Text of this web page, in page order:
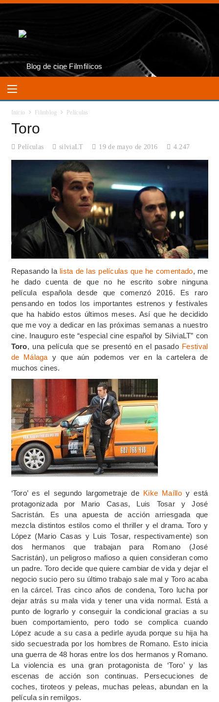
Inicio Filmblog Películas
Toro
Películas silviaLT 19 de mayo de 2016 4.247
Repasando la lista de las películas que he comentado, me
he dado cuenta de que no he escrito sobre ninguna
película española desde que comenzó 2016. Es raro
pensando en todos los importantes estrenos y festivales
que ha habido estos últimos meses. Así que he decidido
que me voy a dedicar en las próximas semanas a nuestro
cine. Inauguro este “especial cine español by SilviaLT” con
Toro, una película que se presentó en el pasado Festival
de Málaga y que aún podemos ver en la cartelera de
muchos cines.
‘Toro’ es el segundo largometraje de Kike Maílloy está
protagonizada por Mario Casas, Luis Tosar y José
Sacristán. Es una apuesta de acción arriesgada que
mezcla distintos estilos como el thriller y el drama. Toro y
López (Mario Casas y Luis Tosar, respectivamente) son
dos hermanos que trabajan para Romano (José
Sacristán), un peligroso mafioso a quien consideran como
un padre. Toro decide que quiere cambiar de vida y dejar el
negocio sucio pero su último trabajo sale mal y Toro acaba
en la cárcel. Tras cinco años de condena, Toro lucha por
dejar atrás su mala vida y tener una vida normal. Está a
punto de lograrlo y conseguir la condicional gracias a su
buen comportamiento, pero todo se complica cuando
López acude a su casa a pedirle ayuda porque su hija ha
sido secuestrada por los hombres de Romano. Esto inicia
una guerra de 48 horas entre los dos hermanos y Romano.
La violencia es una gran protagonista de ‘Toro’ y las
escenas de acción son continuas. Persecuciones de
coches, tiroteos y peleas, muchas peleas, abundan en la
película sin remilgos.